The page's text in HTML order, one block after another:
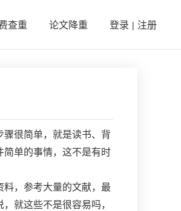
查重 论文降重 登录 | 注册
很简单，就是读书、背
简单的事情，这不是有时
料，参考大量的文献，最
就这些不是很容易吗，